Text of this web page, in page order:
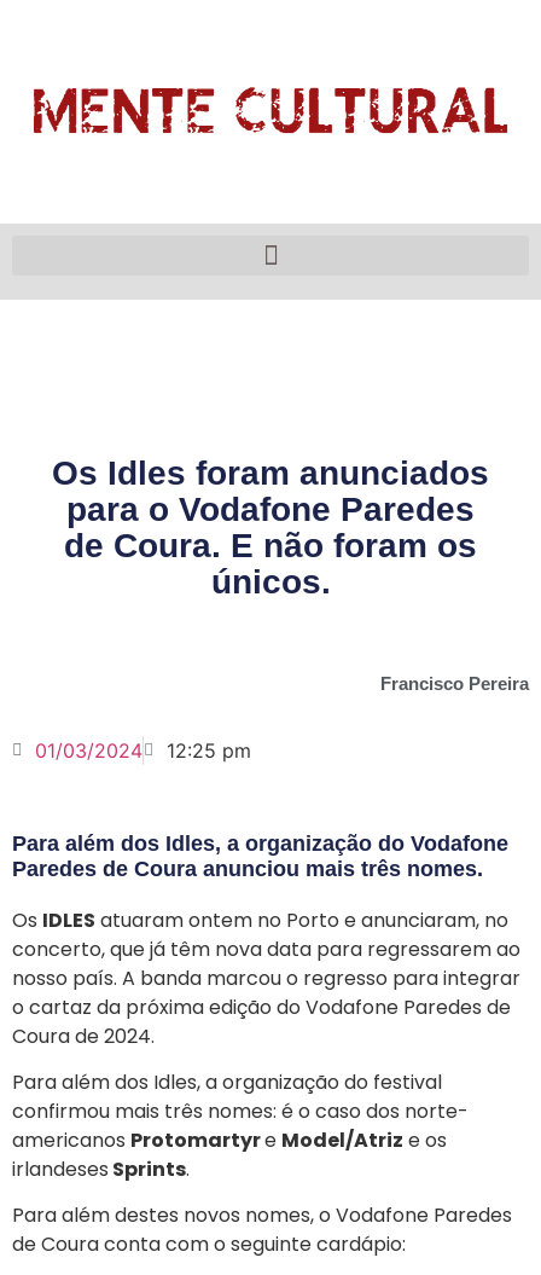
Os Idles foram anunciados
para o Vodafone Paredes
de Coura. E não foram os
únicos.
Francisco Pereira
01/03/2024 12:25 pm
Para além dos Idles, a organização do Vodafone
Paredes de Coura anunciou mais três nomes.
Os IDLES atuaram ontem no Porto e anunciaram, no
concerto, que já têm nova data para regressarem ao
nosso país. A banda marcou o regresso para integrar
o cartaz da próxima edição do Vodafone Paredes de
Coura de 2024.
Para além dos Idles, a organização do festival
confirmou mais três nomes: é o caso dos norte-
americanos Protomartyre Model/Atriz e os
irlandeses Sprints.
Para além destes novos nomes, o Vodafone Paredes
de Coura conta com o seguinte cardápio: